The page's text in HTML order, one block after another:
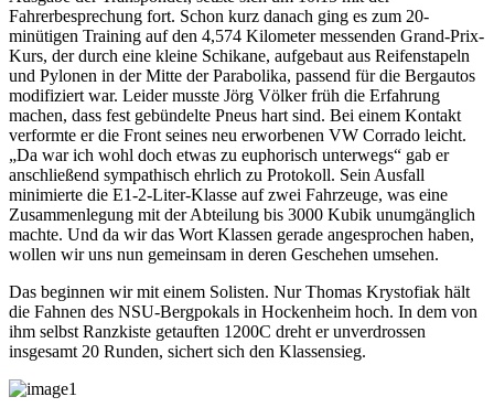
Fahrerbesprechung fort. Schon kurz danach ging es zum 20-
minütigen Training auf den 4,574 Kilometer messenden Grand-Prix-
Kurs, der durch eine kleine Schikane, aufgebaut aus Reifenstapeln
und Pylonen in der Mitte der Parabolika, passend für die Bergautos
modifiziert war. Leider musste Jörg Völker früh die Erfahrung
machen, dass fest gebündelte Pneus hart sind. Bei einem Kontakt
verformte er die Front seines neu erworbenen VW Corrado leicht.
„Da war ich wohl doch etwas zu euphorisch unterwegs“ gab er
anschließend sympathisch ehrlich zu Protokoll. Sein Ausfall
minimierte die E1-2-Liter-Klasse auf zwei Fahrzeuge, was eine
Zusammenlegung mit der Abteilung bis 3000 Kubik unumgänglich
machte. Und da wir das Wort Klassen gerade angesprochen haben,
wollen wir uns nun gemeinsam in deren Geschehen umsehen.
Das beginnen wir mit einem Solisten. Nur Thomas Krystofiak hält
die Fahnen des NSU-Bergpokals in Hockenheim hoch. In dem von
ihm selbst Ranzkiste getauften 1200C dreht er unverdrossen
insgesamt 20 Runden, sichert sich den Klassensieg.